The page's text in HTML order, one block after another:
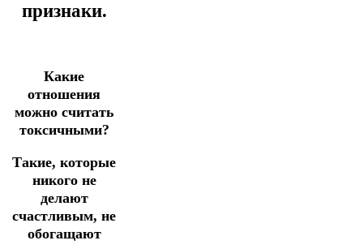
признаки.
Какие
отношения
можно считать
токсичными?
Такие, которые
никого не
делают
счастливым, не
обогащают